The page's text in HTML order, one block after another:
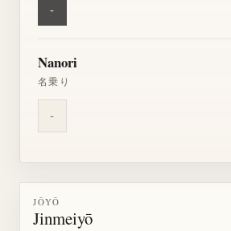
-
Nanori
名乗り
-
JŌYŌ
Jinmeiyō